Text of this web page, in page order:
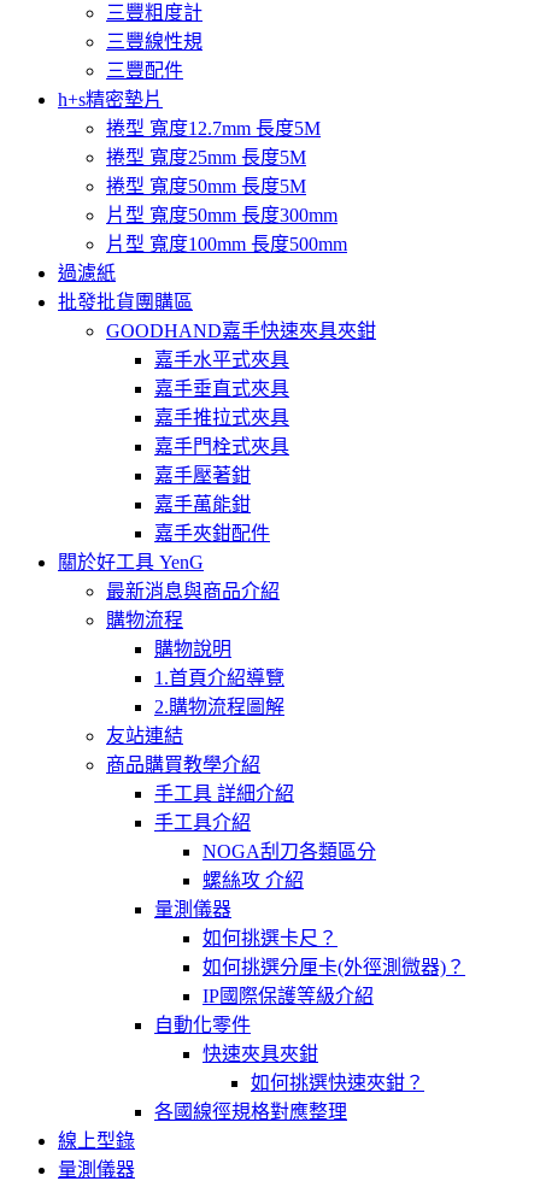
三豐粗度計
三豐線性規
三豐配件
h+s精密墊片
捲型 寬度12.7mm 長度5M
捲型 寬度25mm 長度5M
捲型 寬度50mm 長度5M
片型 寬度50mm 長度300mm
片型 寬度100mm 長度500mm
過濾紙
批發批貨團購區
GOODHAND嘉手快速夾具夾鉗
嘉手水平式夾具
嘉手垂直式夾具
嘉手推拉式夾具
嘉手門栓式夾具
嘉手壓著鉗
嘉手萬能鉗
嘉手夾鉗配件
關於好工具 YenG
最新消息與商品介紹
購物流程
購物說明
1.首頁介紹導覽
2.購物流程圖解
友站連結
商品購買教學介紹
手工具 詳細介紹
手工具介紹
NOGA刮刀各類區分
螺絲攻 介紹
量測儀器
如何挑選卡尺？
如何挑選分厘卡(外徑測微器)？
IP國際保護等級介紹
自動化零件
快速夾具夾鉗
如何挑選快速夾鉗？
各國線徑規格對應整理
線上型錄
量測儀器